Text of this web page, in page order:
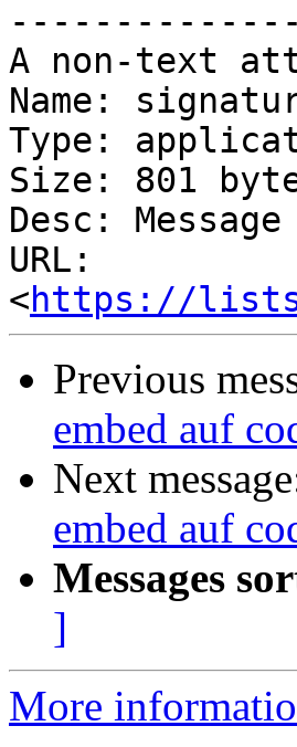
A non-text
Name:
Type:
Size: 801
Desc:
URL:
<https://
Previous
embed auf
Next
embed auf
Messages
]
More